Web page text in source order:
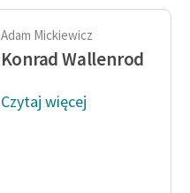
Adam Mickiewicz
Konrad Wallenrod
Czytaj więcej